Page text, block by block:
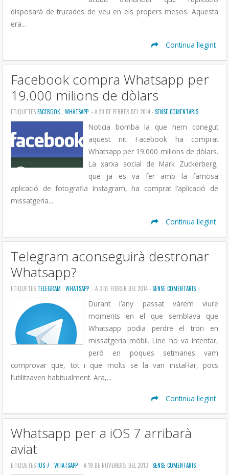
disposarà de trucades de veu en els propers mesos. Aquesta
era...
Continua llegint
Facebook compra Whatsapp per
19.000 milions de dòlars
ETIQUETESFACEBOOK , WHATSAPP - A 20 DE FEBRER DEL 2014 -SENSE COMENTARIS
Noticia bomba la que hem conegut
aquest nit. Facebook ha comprat
Whatsapp per 19.000 milions de dòlars.
La xarxa social de Mark Zuckerberg,
que ja es va fer amb la famosa
aplicació de fotografia Instagram, ha comprat l’aplicació de
missatgeria...
Continua llegint
Telegram aconseguirà destronar
Whatsapp?
ETIQUETES TELEGRAM , WHATSAPP - A 3 DE FEBRER DEL 2014 -SENSE COMENTARIS
Durant l’any passat vàrem viure
moments en el que semblava que
Whatsapp podia perdre el tron en
missatgeria mòbil. Line ho va intentar,
però en poques setmanes vam
comprovar que, tot i que molts se la van instal·lar, pocs
l’utilitzaven habitualment. Ara,...
Continua llegint
Whatsapp per a iOS 7 arribarà
aviat
ETIQUETESIOS 7 , WHATSAPP - A 19 DE NOVEMBRE DEL 2013 -SENSE COMENTARIS